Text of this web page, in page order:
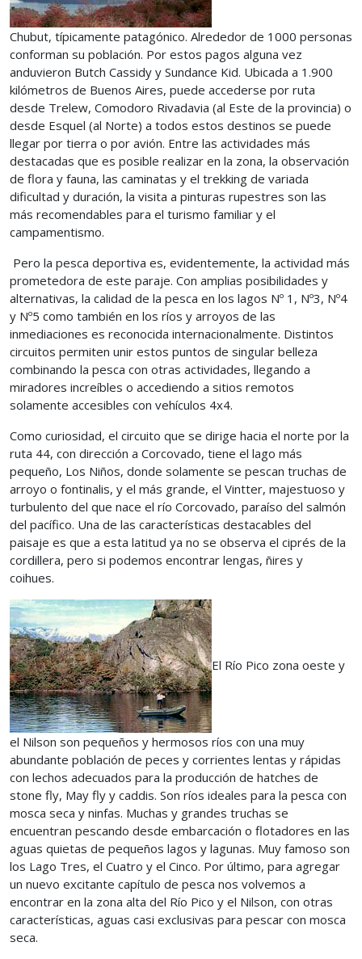
Chubut, típicamente patagónico. Alrededor de 1000 personas
conforman su población. Por estos pagos alguna vez
anduvieron Butch Cassidy y Sundance Kid. Ubicada a 1.900
kilómetros de Buenos Aires, puede accederse por ruta
desde Trelew, Comodoro Rivadavia (al Este de la provincia) o
desde Esquel (al Norte) a todos estos destinos se puede
llegar por tierra o por avión. Entre las actividades más
destacadas que es posible realizar en la zona, la observación
de flora y fauna, las caminatas y el trekking de variada
dificultad y duración, la visita a pinturas rupestres son las
más recomendables para el turismo familiar y el
campamentismo.
Pero la pesca deportiva es, evidentemente, la actividad más
prometedora de este paraje. Con amplias posibilidades y
alternativas, la calidad de la pesca en los lagos Nº 1, Nº3, Nº4
y Nº5 como también en los ríos y arroyos de las
inmediaciones es reconocida internacionalmente. Distintos
circuitos permiten unir estos puntos de singular belleza
combinando la pesca con otras actividades, llegando a
miradores increíbles o accediendo a sitios remotos
solamente accesibles con vehículos 4x4.
Como curiosidad, el circuito que se dirige hacia el norte por la
ruta 44, con dirección a Corcovado, tiene el lago más
pequeño, Los Niños, donde solamente se pescan truchas de
arroyo o fontinalis, y el más grande, el Vintter, majestuoso y
turbulento del que nace el río Corcovado, paraíso del salmón
del pacífico. Una de las características destacables del
paisaje es que a esta latitud ya no se observa el ciprés de la
cordillera, pero si podemos encontrar lengas, ñires y
coihues.
El Río Pico zona oeste y
el Nilson son pequeños y hermosos ríos con una muy
abundante población de peces y corrientes lentas y rápidas
con lechos adecuados para la producción de hatches de
stone fly, May fly y caddis. Son ríos ideales para la pesca con
mosca seca y ninfas. Muchas y grandes truchas se
encuentran pescando desde embarcación o flotadores en las
aguas quietas de pequeños lagos y lagunas. Muy famoso son
los Lago Tres, el Cuatro y el Cinco. Por último, para agregar
un nuevo excitante capítulo de pesca nos volvemos a
encontrar en la zona alta del Río Pico y el Nilson, con otras
características, aguas casi exclusivas para pescar con mosca
seca.